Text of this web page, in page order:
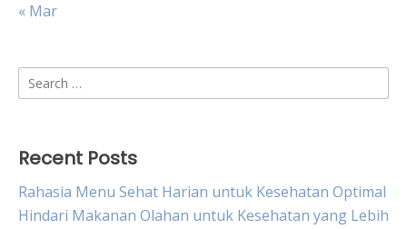
« Mar
Search
for:
Recent Posts
Rahasia Menu Sehat Harian untuk Kesehatan Optimal
Hindari Makanan Olahan untuk Kesehatan yang Lebih